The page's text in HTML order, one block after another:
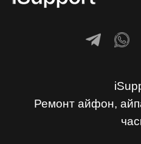
Ремонт айфон,